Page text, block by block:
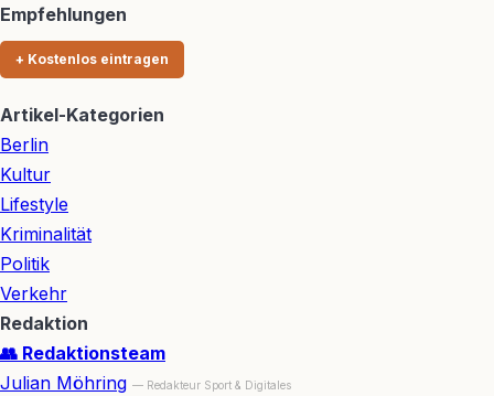
Empfehlungen
+ Kostenlos eintragen
Artikel-Kategorien
Berlin
Kultur
Lifestyle
Kriminalität
Politik
Verkehr
Redaktion
👥 Redaktionsteam
Julian Möhring — Redakteur Sport & Digitales